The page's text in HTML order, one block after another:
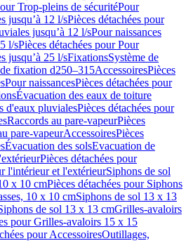
Trop-pleins de sécuritéPour
jusqu’à 12 l/sPièces détachées pour
jusqu’à 12 l/sPour naissances
l/sPièces détachées pour Pour
jusqu’à 25 l/sFixationsSystème de
fixation d250–315AccessoiresPièces
Pour naissancesPièces détachées pour
Évacuation des eaux de toiture
d'eaux pluvialesPièces détachées pour
Raccords au pare-vapeurPièces
pare-vapeurAccessoiresPièces
Évacuation des solsEvacuation de
Pièces détachées pour
l'intérieur et l'extérieurSiphons de sol
x 10 cmPièces détachées pour Siphons
10 x 10 cmSiphons de sol 13 x 13
de sol 13 x 13 cmGrilles-avaloirs
pour Grilles-avaloirs 15 x 15
pour AccessoiresOutillages,